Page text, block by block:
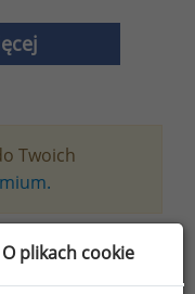
Twoich
informacje o
O plikach cookie